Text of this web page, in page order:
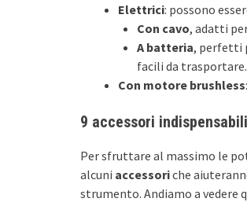
Elettrici: possono
Con cavo, adatti
A batteria, perfetti
facili da
Con motore brushless
9 accessori
Per sfruttare al massimo le
alcuni accessoriche
strumento. Andiamo a vedere